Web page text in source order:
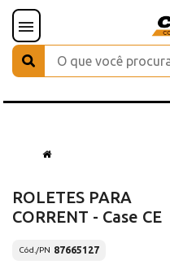
ROLETES PARA
CORRENT - Case CE
Cód./PN 87665127